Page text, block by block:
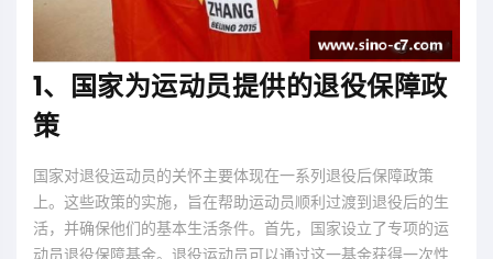
1、国家为运动员提供的退役保障政
策
国家对退役运动员的关怀主要体现在一系列退役后保障政策
上。这些政策的实施，旨在帮助运动员顺利过渡到退役后的生
活，并确保他们的基本生活条件。首先，国家设立了专项的运
动员退役保障基金。退役运动员可以通过这一基金获得一次性